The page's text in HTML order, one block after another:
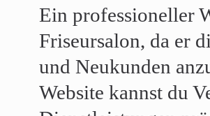
Ein professioneller
Friseursalon, da er
und Neukunden
Website kannst du